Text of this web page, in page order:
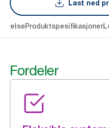
Last ned
Produktspesifikasjoner
Fordeler